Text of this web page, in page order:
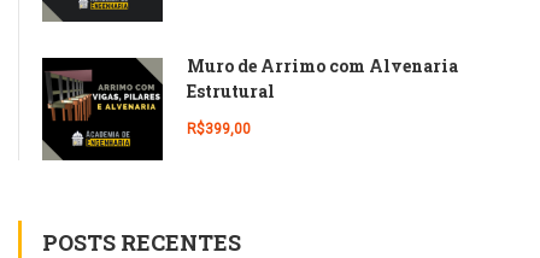
Muro de Arrimo com Alvenaria
Estrutural
R$399,00
POSTS RECENTES